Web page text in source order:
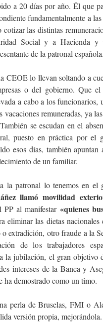
a 20 días por año. Él que
fundamentalmente a
las distintas
Social y a Hacienda y
de la patronal española.
CEOE lo llevan soltando a
o del gobierno. Que
a cabo a los
vacaciones remuneradas, ya
se escudan en el
puesto en práctica por el
esos días, también
de un familiar.
la patronal lo tenemos en el
llamó movilidad
PP al manifestar «quienes
eliminar las dietas
extradición, otro fraude a la
de los trabajadores
la jubilación, el gran objetivo
intereses de la Banca y
ha demostrado como un timo.
perla de Bruselas, FMI o
versión propia, mejorándola.